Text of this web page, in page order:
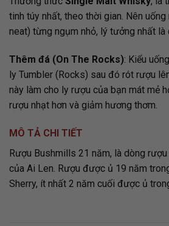
tinh túy nhất, theo thời gian. Nên
neat) từng ngụm nhỏ, lý tưởng nhất là
Thêm đá (On The Rocks): Kiểu
ly Tumbler (Rocks) sau đó rót rượu
này làm cho ly rượu của bạn mát mẻ
rượu nhạt hơn và giảm hương thơm.
MÔ TẢ CHI TIẾT
Rượu Bushmills 21 năm, là dòng
của Ai Len. Rượu được ủ 19 năm
Sherry, ít nhất 2 năm cuối được ủ